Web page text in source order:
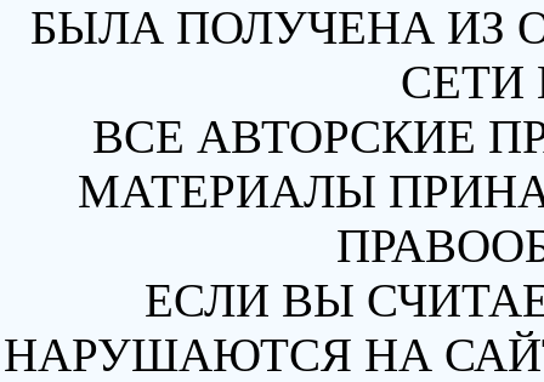
БЫЛА ПОЛУЧЕНА ИЗ
СЕТИ
ВСЕ АВТОРСКИЕ
МАТЕРИАЛЫ
ЕСЛИ ВЫ
НАРУШАЮТСЯ НА